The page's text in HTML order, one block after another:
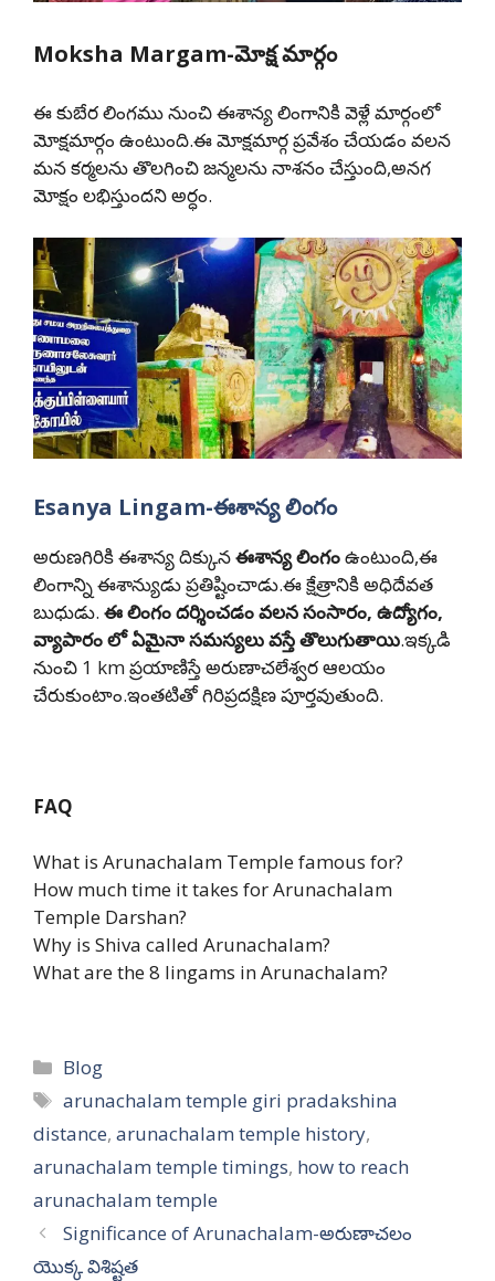
Moksha Margam-మోక్ష మార్గం
ఈ కుబేర లింగము నుంచి ఈశాన్య లింగానికి వెళ్లే మార్గంలో
మోక్షమార్గం ఉంటుంది.ఈ మోక్షమార్గ ప్రవేశం చేయడం వలన
మన కర్మలను తొలగించి జన్మలను నాశనం చేస్తుంది,అనగ
మోక్షం లభిస్తుందని అర్ధం.
Esanya Lingam-ఈశాన్య లింగం
అరుణగిరికి ఈశాన్య దిక్కునఈశాన్య లింగంఉంటుంది,ఈ
లింగాన్ని ఈశాన్యుడు ప్రతిష్టించాడు.ఈ క్షేత్రానికి అధిదేవత
బుధుడు. ఈ లింగం దర్శించడం వలన సంసారం, ఉద్యోగం,
వ్యాపారం లో ఏమైనా సమస్యలు వస్తే తొలుగుతాయి.ఇక్కడి
నుంచి 1 km ప్రయాణిస్తే అరుణాచలేశ్వర ఆలయం
చేరుకుంటాం.ఇంతటితో గిరిప్రదక్షిణ పూర్తవుతుంది.
FAQ
What is Arunachalam Temple famous for?
How much time it takes for Arunachalam
Temple Darshan?
Why is Shiva called Arunachalam?
What are the 8 lingams in Arunachalam?
Categories
Blog
Tags
arunachalam temple giri pradakshina
distance, arunachalam temple history,
arunachalam temple timings, how to reach
arunachalam temple
Significance of Arunachalam-అరుణాచలం
యొక్క విశిష్టత